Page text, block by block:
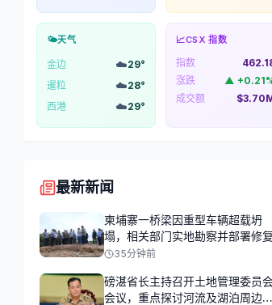
🌤️天气
金边 ☁️29°
暹粒
☁️28°
西港
☁️29°
📈CSX 指数
指数
涨跌
▲ +0.21
成交额
最新新闻
柬埔寨一桥梁因重型车辆超载坍
塌，相关部门实地勘察并部署修复
35分钟前
磅湛省长主持召开土地管理委员
会议，重点探讨河流及湖泊周边土